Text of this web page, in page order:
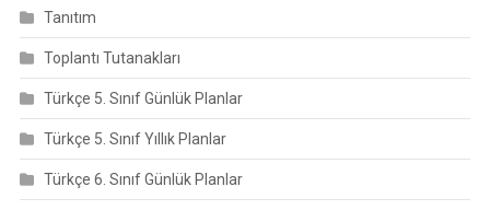
Tanıtım
Toplantı Tutanakları
Türkçe 5. Sınıf Günlük Planlar
Türkçe 5. Sınıf Yıllık Planlar
Türkçe 6. Sınıf Günlük Planlar